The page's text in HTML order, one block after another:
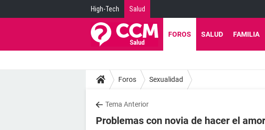
High-Tech Salud
FOROS SALUD FAMILIA
Foros Sexualidad
Tema Anterior
Problemas con novia de hacer el amor